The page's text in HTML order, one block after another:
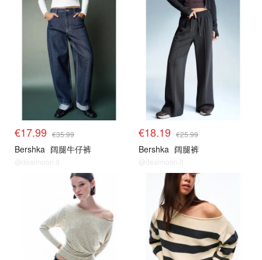
€17.99 €35.99
Bershka 阔腿牛仔裤
@dealmoon.it
€18.19 €25.99
Bershka 阔腿裤
@dealmoon.it